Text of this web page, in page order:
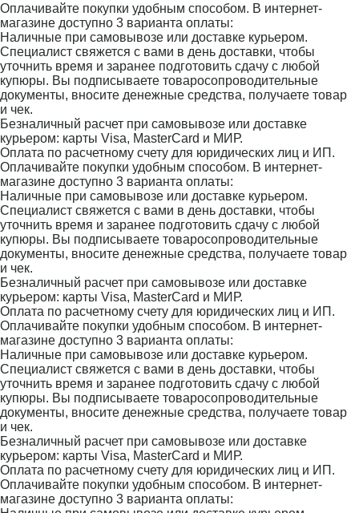
Оплачивайте покупки удобным способом. В интернет-
магазине доступно 3 варианта оплаты:
Наличные при самовывозе или доставке курьером.
Специалист свяжется с вами в день доставки, чтобы
уточнить время и заранее подготовить сдачу с любой
купюры. Вы подписываете товаросопроводительные
документы, вносите денежные средства, получаете товар
и чек.
Безналичный расчет при самовывозе или доставке
курьером: карты Visa, MasterCard и МИР.
Оплата по расчетному счету для юридических лиц и ИП.
Оплачивайте покупки удобным способом. В интернет-
магазине доступно 3 варианта оплаты:
Наличные при самовывозе или доставке курьером.
Специалист свяжется с вами в день доставки, чтобы
уточнить время и заранее подготовить сдачу с любой
купюры. Вы подписываете товаросопроводительные
документы, вносите денежные средства, получаете товар
и чек.
Безналичный расчет при самовывозе или доставке
курьером: карты Visa, MasterCard и МИР.
Оплата по расчетному счету для юридических лиц и ИП.
Оплачивайте покупки удобным способом. В интернет-
магазине доступно 3 варианта оплаты:
Наличные при самовывозе или доставке курьером.
Специалист свяжется с вами в день доставки, чтобы
уточнить время и заранее подготовить сдачу с любой
купюры. Вы подписываете товаросопроводительные
документы, вносите денежные средства, получаете товар
и чек.
Безналичный расчет при самовывозе или доставке
курьером: карты Visa, MasterCard и МИР.
Оплата по расчетному счету для юридических лиц и ИП.
Оплачивайте покупки удобным способом. В интернет-
магазине доступно 3 варианта оплаты: